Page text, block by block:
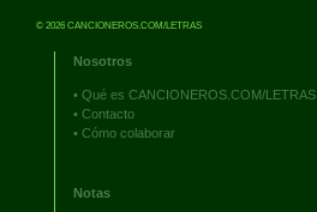
© 2026 CANCIONEROS.COM/LETRAS
Nosotros
• Qué es CANCIONEROS.COM/LETRAS
• Contacto
• Cómo colaborar
Notas